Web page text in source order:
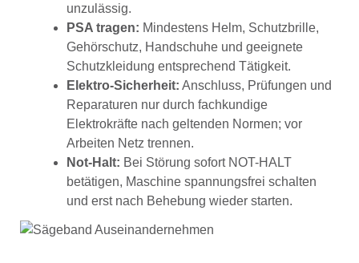
unzulässig.
PSA tragen: Mindestens Helm, Schutzbrille,
Gehörschutz, Handschuhe und geeignete
Schutzkleidung entsprechend Tätigkeit.
Elektro-Sicherheit: Anschluss, Prüfungen und
Reparaturen nur durch fachkundige
Elektrokräfte nach geltenden Normen; vor
Arbeiten Netz trennen.
Not-Halt: Bei Störung sofort NOT-HALT
betätigen, Maschine spannungsfrei schalten
und erst nach Behebung wieder starten.